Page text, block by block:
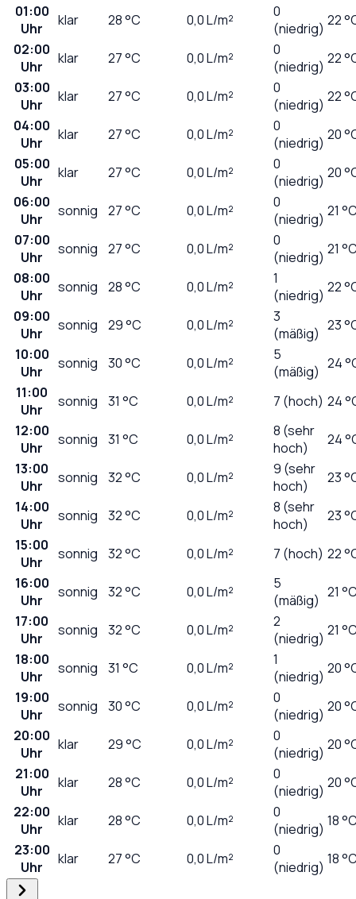
01:00
Uhr
klar 28°C 0,0L/m²
0
(niedrig) 22
02:00
Uhr
klar 27°C 0,0L/m²
0
(niedrig) 22
03:00
Uhr
klar 27°C 0,0L/m²
0
(niedrig) 22
04:00
Uhr
klar 27°C 0,0L/m²
0
(niedrig) 20
05:00
Uhr
klar 27°C 0,0L/m²
0
(niedrig) 20
06:00
Uhr
sonnig 27°C 0,0L/m²
0
(niedrig) 21
07:00
Uhr
sonnig 27°C 0,0L/m²
0
(niedrig) 21
08:00
Uhr
sonnig 28°C 0,0L/m²
1
(niedrig) 22
09:00
Uhr
sonnig 29°C 0,0L/m²
3
(mäßig) 23
10:00
Uhr
sonnig 30°C 0,0L/m²
5
(mäßig) 24
11:00
Uhr
sonnig 31 °C 0,0L/m² 7 (hoch) 24
12:00
Uhr
sonnig 31 °C 0,0L/m²
8 (sehr
hoch)
24
13:00
Uhr
sonnig 32°C 0,0L/m²
9 (sehr
hoch)
23
14:00
Uhr
sonnig 32°C 0,0L/m²
8 (sehr
hoch)
23
15:00
Uhr
sonnig 32°C 0,0L/m² 7 (hoch) 22
16:00
Uhr
sonnig 32°C 0,0L/m²
5
(mäßig) 21
17:00
Uhr
sonnig 32°C 0,0L/m²
2
(niedrig) 21
18:00
Uhr
sonnig 31 °C 0,0L/m²
1
(niedrig) 20
19:00
Uhr
sonnig 30°C 0,0L/m²
0
(niedrig) 20
20:00
Uhr
klar 29°C 0,0L/m²
0
(niedrig) 20
21:00
Uhr
klar 28°C 0,0L/m²
0
(niedrig) 20
22:00
Uhr
klar 28°C 0,0L/m²
0
(niedrig) 18
23:00
Uhr
klar 27°C 0,0L/m²
0
(niedrig) 18